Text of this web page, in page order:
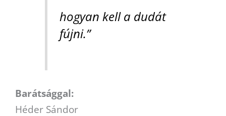
hogyan kell a dudát
fújni.”
Barátsággal:
Héder Sándor